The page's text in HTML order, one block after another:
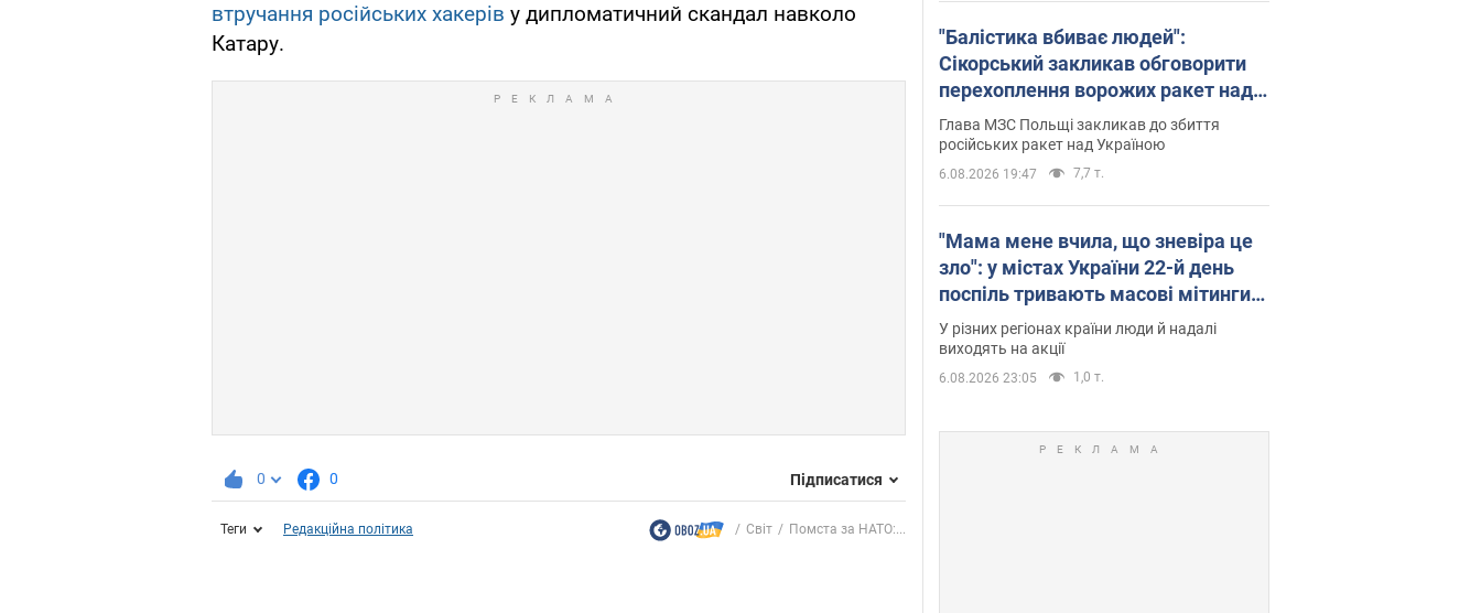
втручання російських хакерів у дипломатичний скандал навколо
Катару.
0 0 Підписатися
Теги Редакційна політика Світ Помста за НАТО:...
"Балістика вбиває людей":
Сікорський закликав обговорити
перехоплення ворожих ракет над
Україною
Глава МЗС Польщі закликав до збиття
російських ракет над Україною
6.08.2026 19:47 7,7 т.
"Мама мене вчила, що зневіра це
зло": у містах України 22-й день
поспіль тривають масові мітинги
за повернення Федорова. Фото і
відео
У різних регіонах країни люди й надалі
виходять на акції
6.08.2026 23:05 1,0 т.